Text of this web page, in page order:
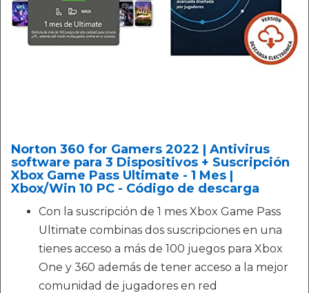
Norton 360 for Gamers 2022 | Antivirus
software para 3 Dispositivos + Suscripción
Xbox Game Pass Ultimate - 1 Mes |
Xbox/Win 10 PC - Código de descarga
Con la suscripción de 1 mes Xbox Game Pass
Ultimate combinas dos suscripciones en una
tienes acceso a más de 100 juegos para Xbox
One y 360 además de tener acceso a la mejor
comunidad de jugadores en red